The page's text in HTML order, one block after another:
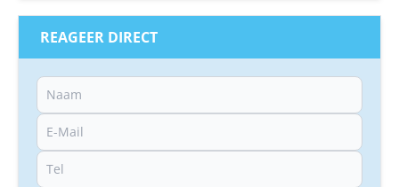
REAGEER DIRECT